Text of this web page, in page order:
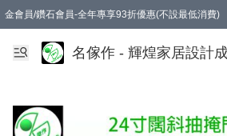
金會員/鑽石會員-全年專享93折優惠(不設最低消費)
名傢作 - 輝煌家居設計